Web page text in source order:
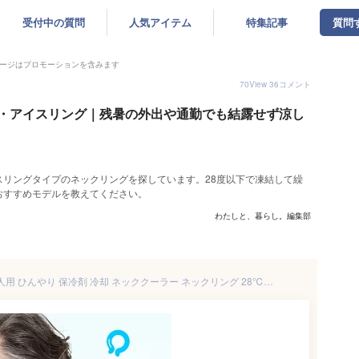
受付中の質問 人気アイテム 特集記事 質問
ジはプロモーションを含みます
70View 36コメント
アイスリング｜残暑の外出や通勤でも結露せず涼し
ングタイプのネックリングを探しています。28度以下で凍結して繰
すめモデルを教えてください。
わたしと、暮らし。編集部